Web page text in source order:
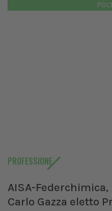
PROFESSIONE
AISA-
Carlo Gazza eletto